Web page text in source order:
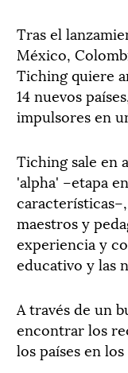
Tras el
México,
Tiching quiere
14 nuevos
impulsores en
Tiching sale en
'alpha' –etapa
maestros y
experiencia y
educativo y las
A través de un
encontrar los
los países en